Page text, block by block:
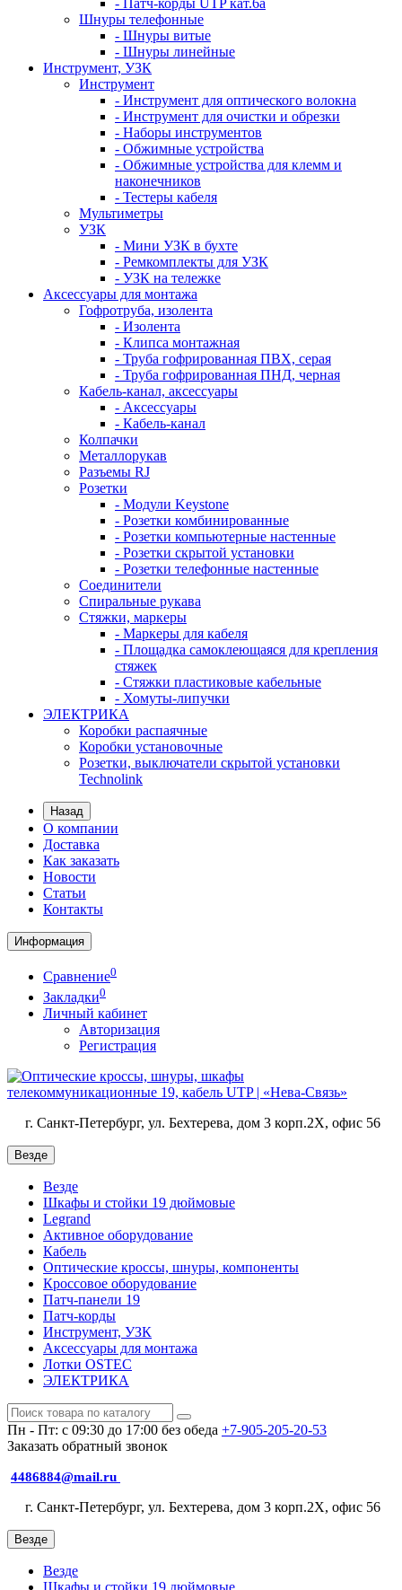
- Патч-корды UTP кат.6а
Шнуры телефонные
- Шнуры витые
- Шнуры линейные
Инструмент, УЗК
Инструмент
- Инструмент для оптического волокна
- Инструмент для очистки и обрезки
- Наборы инструментов
- Обжимные устройства
- Обжимные устройства для клемм и
наконечников
- Тестеры кабеля
Мультиметры
УЗК
- Мини УЗК в бухте
- Ремкомплекты для УЗК
- УЗК на тележке
Аксессуары для монтажа
Гофротруба, изолента
- Изолента
- Клипса монтажная
- Труба гофрированная ПВХ, серая
- Труба гофрированная ПНД, черная
Кабель-канал, аксессуары
- Аксессуары
- Кабель-канал
Колпачки
Металлорукав
Разъемы RJ
Розетки
- Модули Keystone
- Розетки комбинированные
- Розетки компьютерные настенные
- Розетки скрытой установки
- Розетки телефонные настенные
Соединители
Спиральные рукава
Стяжки, маркеры
- Маркеры для кабеля
- Площадка самоклеющаяся для крепления
стяжек
- Стяжки пластиковые кабельные
- Хомуты-липучки
ЭЛЕКТРИКА
Коробки распаячные
Коробки установочные
Розетки, выключатели скрытой установки
Technolink
Назад
О компании
Доставка
Как заказать
Новости
Статьи
Контакты
Информация
Сравнение0
Закладки0
Личный кабинет
Авторизация
Регистрация
г. Санкт-Петербург, ул. Бехтерева, дом 3 корп.2X, офис 56
Везде
Везде
Шкафы и стойки 19 дюймовые
Legrand
Активное оборудование
Кабель
Оптические кроссы, шнуры, компоненты
Кроссовое оборудование
Патч-панели 19
Патч-корды
Инструмент, УЗК
Аксессуары для монтажа
Лотки OSTEC
ЭЛЕКТРИКА
Пн - Пт: с 09:30 до 17:00 без обеда +7-905-205-20-53
Заказать обратный звонок
4486884@mail.ru
г. Санкт-Петербург, ул. Бехтерева, дом 3 корп.2X, офис 56
Везде
Везде
Шкафы и стойки 19 дюймовые